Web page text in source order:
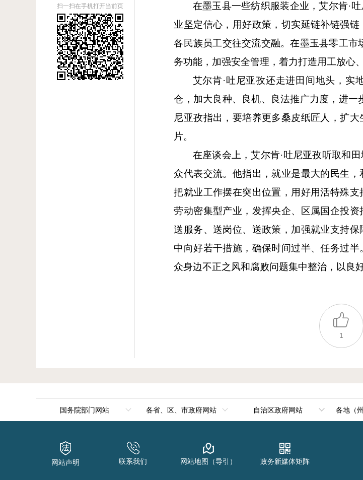
扫一扫在手机打开当前页
在墨玉县一些纺织服装企业，艾尔肯·
业坚定信心，用好政策，切实延链补链强
各民族员工交往交流交融。在墨玉县零工市
务功能，加强安全管理，着力打造用工放心
艾尔肯·吐尼亚孜还走进田间地头，实
仓，加大良种、良机、良法推广力度，进
尼亚孜指出，要培养更多桑皮纸匠人，扩
片。
在座谈会上，艾尔肯·吐尼亚孜听取和
众代表交流。他指出，就业是最大的民生
把就业工作摆在突出位置，用好用活特殊
劳动密集型产业，发挥央企、区属国企投
送服务、送岗位、送政策，加强就业支持
中向好若干措施，确保时间过半、任务过
众身边不正之风和腐败问题集中整治，以良
1
国务院部门网站
国家发展和改革委员会
各省、区、市政府网站
河北
自治区政府网站
政府直属机构
政府其他机构
各地（
网站声明 联系我们 网站地图（导引） 政务新媒体矩阵